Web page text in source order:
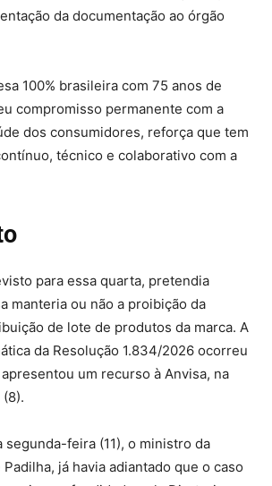
da documentação ao órgão
100% brasileira com 75 anos de
compromisso permanente com a
dos consumidores, reforça que tem
técnico e colaborativo com a
para essa quarta, pretendia
manteria ou não a proibição da
de lote de produtos da marca. A
da Resolução 1.834/2026 ocorreu
um recurso à Anvisa, na
segunda-feira (11), o ministro da
já havia adiantado que o caso